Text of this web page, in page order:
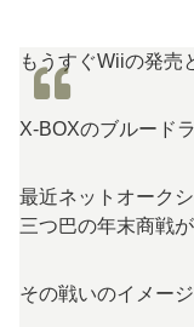
もうすぐWiiの発売
X-BOXのブルード
最近ネットオーク
三つ巴の年末商戦
その戦いのイメー